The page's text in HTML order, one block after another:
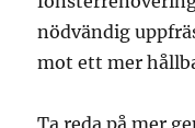
nödvändig
mot ett mer